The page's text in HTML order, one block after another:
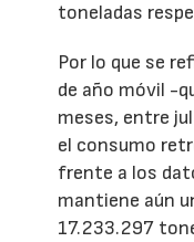
toneladas
Por lo que se
de año móvil -
meses, entre
el consumo
frente a los
mantiene aún
17.233.297